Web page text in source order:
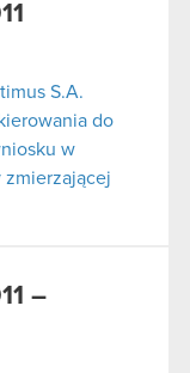
S.A.
do
w
zmierzającej
–